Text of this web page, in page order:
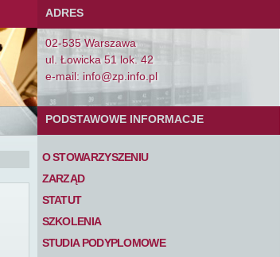
ADRES
02-535 Warszawa
ul. Łowicka 51 lok. 42
e-mail: info@zp.info.pl
PODSTAWOWE INFORMACJE
O STOWARZYSZENIU
ZARZĄD
STATUT
SZKOLENIA
STUDIA PODYPLOMOWE